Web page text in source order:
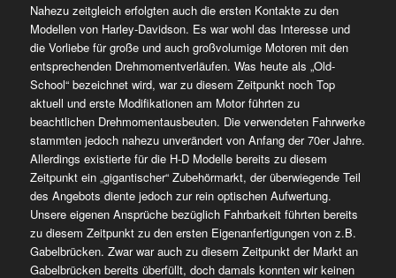
Nahezu zeitgleich erfolgten auch die ersten Kontakte zu den
Modellen von Harley-Davidson. Es war wohl das Interesse und
die Vorliebe für große und auch großvolumige Motoren mit den
entsprechenden Drehmomentverläufen. Was heute als „Old-
School“ bezeichnet wird, war zu diesem Zeitpunkt noch Top
aktuell und erste Modifikationen am Motor führten zu
beachtlichen Drehmomentausbeuten. Die verwendeten Fahrwerke
stammten jedoch nahezu unverändert von Anfang der 70er Jahre.
Allerdings existierte für die H-D Modelle bereits zu diesem
Zeitpunkt ein „gigantischer“ Zubehörmarkt, der überwiegende Teil
des Angebots diente jedoch zur rein optischen Aufwertung.
Unsere eigenen Ansprüche bezüglich Fahrbarkeit führten bereits
zu diesem Zeitpunkt zu den ersten Eigenanfertigungen von z.B.
Gabelbrücken. Zwar war auch zu diesem Zeitpunkt der Markt an
Gabelbrücken bereits überfüllt, doch damals konnten wir keinen